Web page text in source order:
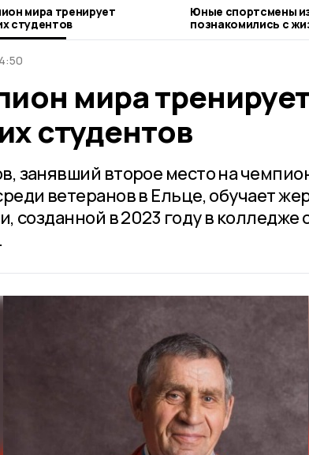
мира тренирует
студентов
Юные спортсмены
познакомились с
глубинки и
мира
студентов
занявший второе место на
ветеранов в Ельце, обучает
созданной в 2023 году в колледже